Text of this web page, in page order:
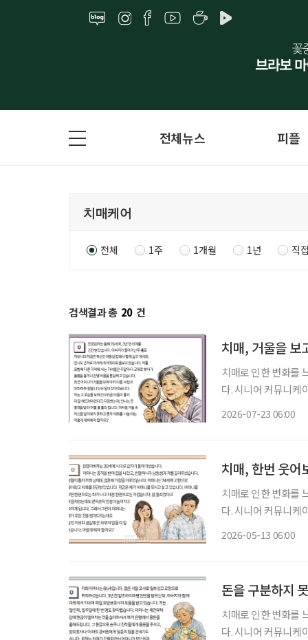
전체뉴스 피플
전체 1주 1개월 1년 직
검색결과 총 20 건
치매, 거울을 보
치매로 인한 변화를
다. 시니어 커뮤니케
2026-07-23 06:00
치매, 한번 웃어
치매로 인한 변화를
다. 시니어 커뮤니케
2026-05-13 06:00
돈을 구분하지
치매로 인한 변화를
다. 시니어 커뮤니케